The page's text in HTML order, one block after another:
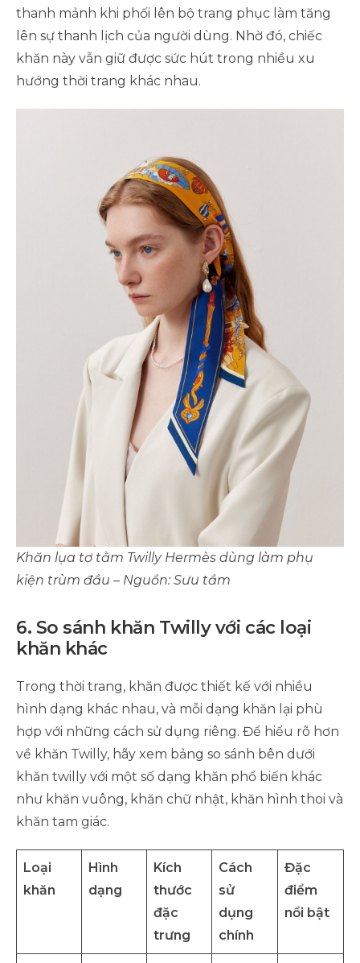
thanh mảnh khi phối lên bộ trang phục làm tăng
lên sự thanh lịch của người dùng. Nhờ đó, chiếc
khăn này vẫn giữ được sức hút trong nhiều xu
hướng thời trang khác nhau.
Khăn lụa tơ tằm Twilly Hermès dùng làm phụ
kiện trùm đầu – Nguồn: Sưu tầm
6. So sánh khăn Twilly với các loại
khăn khác
Trong thời trang, khăn được thiết kế với nhiều
hình dạng khác nhau, và mỗi dạng khăn lại phù
hợp với những cách sử dụng riêng. Để hiểu rõ hơn
về khăn Twilly, hãy xem bảng so sánh bên dưới
khăn twilly với một số dạng khăn phổ biến khác
như khăn vuông, khăn chữ nhật, khăn hình thoi và
khăn tam giác.
Loại
khăn
Hình
dạng
Kích
thước
đặc
trưng
Cách
sử
dụng
chính
Đặc
điểm
nổi bật